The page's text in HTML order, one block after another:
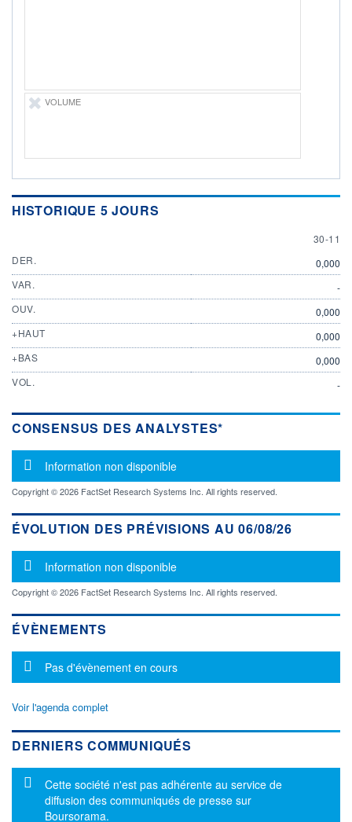
VOLUME
HISTORIQUE 5 JOURS
30
30-11
DER.
0,000
VAR.
-
OUV.
0,000
+HAUT
0,000
+BAS
0,000
VOL.
-
CONSENSUS DES ANALYSTES*
Message d'information
Information non disponible
Copyright © 2026 FactSet Research Systems Inc. All rights reserved.
ÉVOLUTION DES PRÉVISIONS AU 06/08/26
Message d'information
Information non disponible
Copyright © 2026 FactSet Research Systems Inc. All rights reserved.
ÉVÈNEMENTS
Message d'information
Pas d'évènement en cours
Voir l'agenda complet
DERNIERS COMMUNIQUÉS
Message d'information
Cette société n'est pas adhérente au service de
diffusion des communiqués de presse sur
Boursorama.